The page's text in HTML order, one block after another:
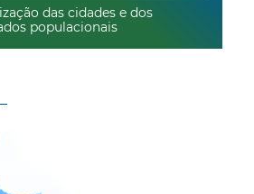
das cidades e dos
populacionais